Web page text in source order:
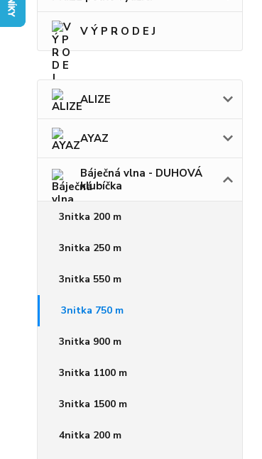
V Ý P R O D E J
ALIZE
AYAZ
Báječná vlna - DUHOVÁ
klubíčka
3nitka 200 m
3nitka 250 m
3nitka 550 m
3nitka 750 m
3nitka 900 m
3nitka 1100 m
3nitka 1500 m
4nitka 200 m